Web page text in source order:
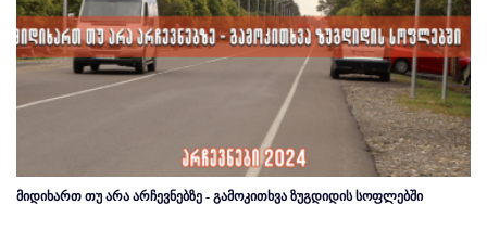
მიდიხართ თუ არა არჩევნებზე - გამოკითხვა ზუგდიდის სოფლებში